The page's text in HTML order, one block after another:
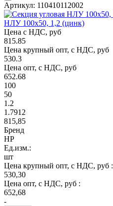
Артикул: 110410112002
НЛУ 100х50, 1,2 (цинк)
Цена с НДС, руб
815.85
Цена крупный опт, с НДС, руб
530.3
Цена опт, с НДС, руб
652.68
100
50
1.2
1.7912
815,85
Бренд
НР
Ед.изм.:
шт
Цена крупный опт, с НДС, руб :
530,30
Цена опт, с НДС, руб :
652,68
-